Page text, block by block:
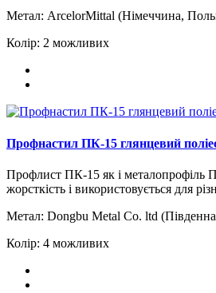
Метал: ArcelorMittal (Німеччина,
Колір: 2 можливих
Профнастил ПК-15 глянцевий
Профлист ПК-15 як і металопрофіль
жорсткість і використовується для
Метал: Dongbu Metal Сo. ltd
Колір: 4 можливих